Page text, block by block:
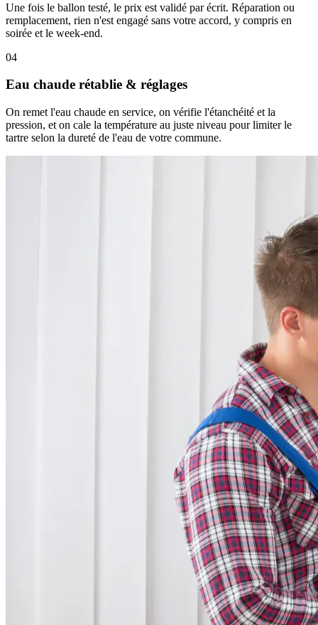
Une fois le ballon testé, le prix est validé par écrit. Réparation ou
remplacement, rien n'est engagé sans votre accord, y compris en
soirée et le week-end.
04
Eau chaude rétablie & réglages
On remet l'eau chaude en service, on vérifie l'étanchéité et la
pression, et on cale la température au juste niveau pour limiter le
tartre selon la dureté de l'eau de votre commune.